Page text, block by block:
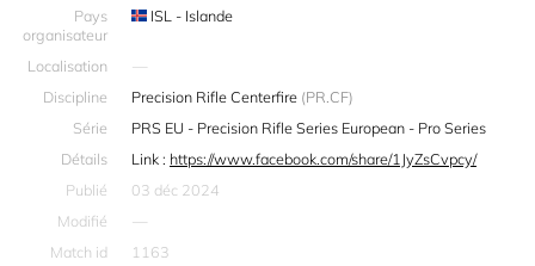
Pays
organisateur
ISL - Islande
Localisation
—
Discipline
Precision Rifle Centerfire (PR.CF)
Série
PRS EU - Precision Rifle Series European - Pro Series
Détails
Link : https://www.facebook.com/share/1JyZsCvpcy/
Publié
03 déc 2024
Modifié
—
Match id
1163